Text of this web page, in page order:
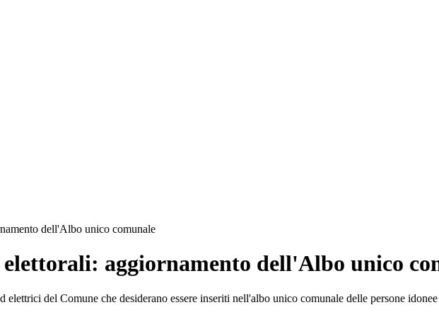
dell'Albo unico comunale
aggiornamento dell'Albo unico
del Comune che desiderano essere inseriti nell'albo unico comunale delle persone